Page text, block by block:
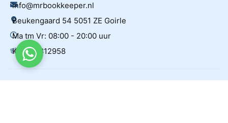
info@mrbookkeeper.nl
Beukengaard 54 5051 ZE Goirle
Ma tm Vr: 08:00 - 20:00 uur
KvK: 96812958